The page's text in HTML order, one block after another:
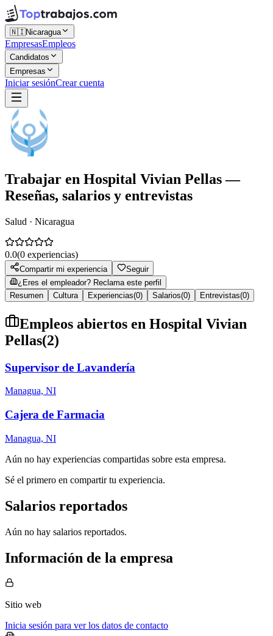
🇳🇮Nicaragua
EmpresasEmpleos
Candidatos
Empresas
Iniciar sesiónCrear cuenta
Trabajar en Hospital Vivian Pellas—
Reseñas, salarios y entrevistas
Salud · Nicaragua
0.0(0 experiencias)
Compartir mi experiencia
Seguir
¿Eres el empleador? Reclama este perfil
Resumen
Cultura Experiencias(0) Salarios(0) Entrevistas(0)
Empleos abiertos en Hospital Vivian
Pellas(2)
Supervisor de Lavandería
Managua, NI
Cajera de Farmacia
Managua, NI
Aún no hay experiencias compartidas sobre esta empresa.
Sé el primero en compartir tu experiencia.
Salarios reportados
Aún no hay salarios reportados.
Información de la empresa
Sitio web
Inicia sesión para ver los datos de contacto